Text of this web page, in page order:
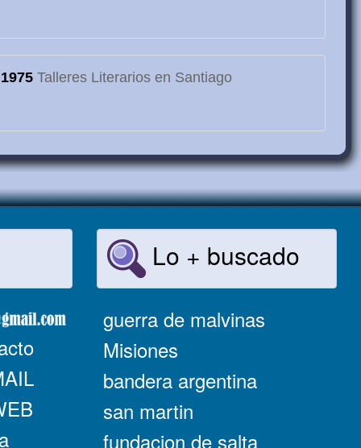
1975Talleres Literarios en Santiago
Lo + buscado
guerra de malvinas
Misiones
bandera argentina
san martin
fundacion de salta